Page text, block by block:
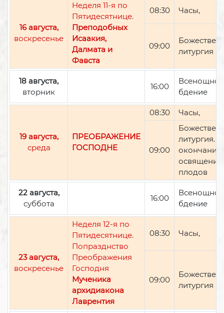
16 августа,
воскресенье
Неделя 11-я по
Пятидесятнице.
Преподобных
Исаакия,
Далмата и
Фавста
08:30 Часы,
09:00
литургия
18 августа,
вторник
16:00
Всенощное
бдение
19 августа,
среда
ПРЕОБРАЖЕНИЕ
ГОСПОДНЕ
08:30 Часы,
09:00
литургия.
окончании
освящение
плодов
22 августа,
суббота
16:00
Всенощное
бдение
23 августа,
воскресенье
Неделя 12-я по
Пятидесятнице.
Попразднство
Преображения
Господня
Мученика
архидиакона
Лаврентия
08:30 Часы,
09:00
литургия